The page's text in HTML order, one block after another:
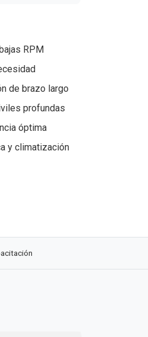
RPM
de brazo largo
profundas
óptima
y climatización